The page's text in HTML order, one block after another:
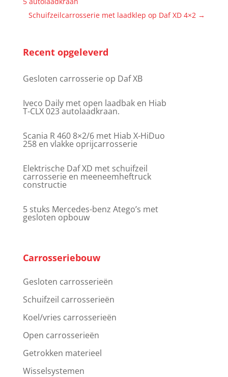
Schuifzeilcarrosserie met laadklep op Daf XD 4×2 →
Recent opgeleverd
Gesloten carrosserie op Daf XB
Iveco Daily met open laadbak en Hiab
T-CLX 023 autolaadkraan.
Scania R 460 8×2/6 met Hiab X-HiDuo
258 en vlakke oprijcarrosserie
Elektrische Daf XD met schuifzeil
carrosserie en meeneemheftruck
constructie
5 stuks Mercedes-benz Atego’s met
gesloten opbouw
Carrosseriebouw
Gesloten carrosserieën
Schuifzeil carrosserieën
Koel/vries carrosserieën
Open carrosserieën
Getrokken materieel
Wisselsystemen